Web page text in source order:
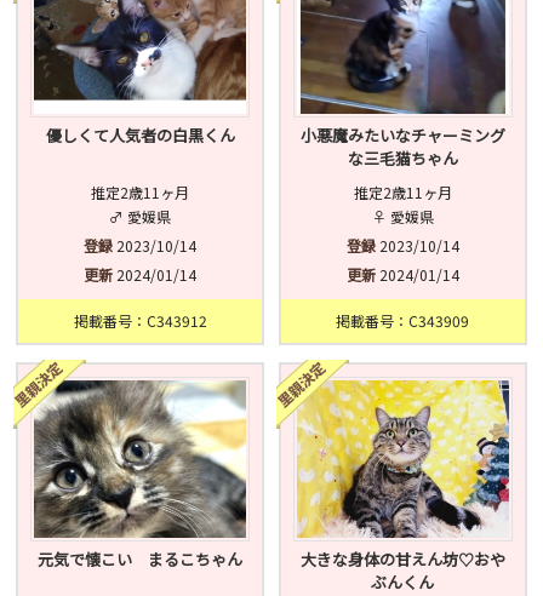
優しくて人気者の白黒くん
推定2歳11ヶ月
♂ 愛媛県
登録 2023/10/14
更新 2024/01/14
掲載番号：C343912
小悪魔みたいなチャーミング
な三毛猫ちゃん
推定2歳11ヶ月
♀ 愛媛県
登録2023/10/14
更新2024/01/14
掲載番号：C343909
元気で懐こい まるこちゃん
大きな身体の甘えん坊♡おや
ぶんくん